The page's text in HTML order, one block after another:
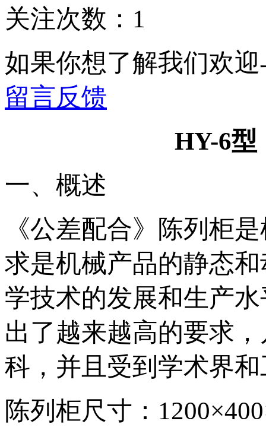
关注次数： 1
如果你想了解我们欢
留言反馈
HY-6型
一、概述
《公差配合》陈列柜
求是机械产品的静态
学技术的发展和生产
出了越来越高的要求
科，并且受到学术界
陈列柜尺寸：